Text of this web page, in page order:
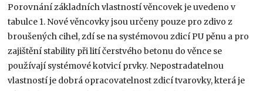
Porovnání základních vlastností věncovek je uvedeno v
tabulce 1. Nové věncovky jsou určeny pouze pro zdivo z
broušených cihel, zdí se na systémovou zdicí PU pěnu a pro
zajištění stability při lití čerstvého betonu do věnce se
používají systémové kotvicí prvky. Nepostradatelnou
vlastností je dobrá opracovatelnost zdicí tvarovky, která je